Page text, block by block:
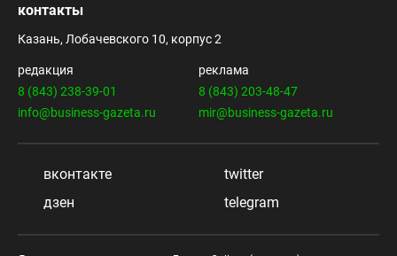
контакты
Казань, Лобачевского 10, корпус 2
редакция
8 (843) 238-39-01
info@business-gazeta.ru
реклама
8 (843) 203-48-47
mir@business-gazeta.ru
вконтакте
twitter
дзен
telegram